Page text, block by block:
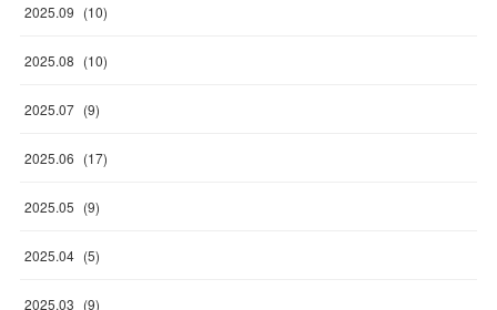
2025.09 (10)
2025.08 (10)
2025.07 (9)
2025.06 (17)
2025.05 (9)
2025.04 (5)
2025.03 (9)